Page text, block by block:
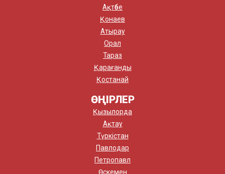
Ақтөбе
Қонаев
Атырау
Орал
Тараз
Қарағанды
Қостанай
ӨҢІРЛЕР
Қызылорда
Ақтау
Түркістан
Павлодар
Петропавл
Өскемен